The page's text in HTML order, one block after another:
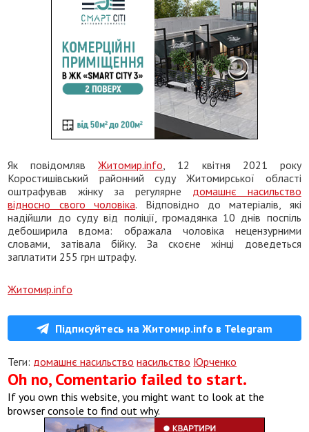
Як повідомлявЖитомир.info, 12 квітня 2021 року
Коростишівський районний суду Житомирської області
оштрафував жінку за регулярне домашнє насильство
відносно свого чоловіка. Відповідно до матеріалів, які
надійшли до суду від поліції, громадянка 10 днів поспіль
дебоширила вдома: ображала чоловіка нецензурними
словами, затівала бійку. За скоєне жінці доведеться
заплатити 255 грн штрафу.
Житомир.info
Підписуйтесь на Житомир.info в Telegram
Теги: домашнє насильство насильство Юрченко
Oh no, Comentario failed to start.
If you own this website, you might want to look at the
browser console to find out why.